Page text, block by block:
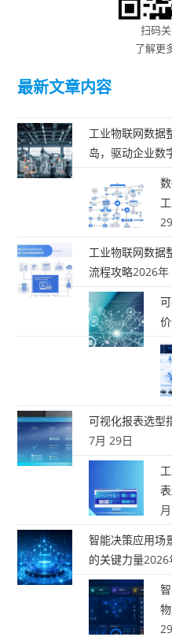
扫码
了解更
最新文章内容
工业物联网数据
岛，驱动企业数
工业物联网数据
流程攻略2026年
可视化报表选型
7月 29日
智能决策应用场
的关键力量2026